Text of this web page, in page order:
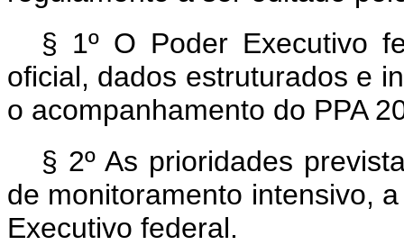
§ 1º O Poder Executivo
oficial, dados estruturados e
o acompanhamento do PPA
§ 2º As prioridades
de monitoramento intensivo,
Executivo federal.